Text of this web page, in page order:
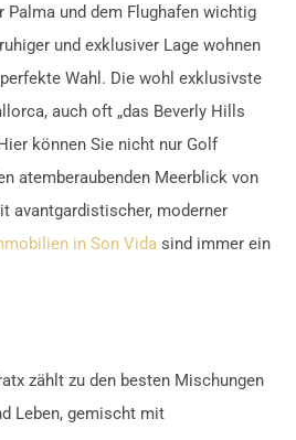
Palma und dem Flughafen wichtig
und exklusiver Lage wohnen
Wahl. Die wohl exklusivste
auch oft „das Beverly Hills
können Sie nicht nur Golf
atemberaubenden Meerblick von
avantgardistischer, moderner
in Son Vida sind immer ein
zählt zu den besten Mischungen
Leben, gemischt mit